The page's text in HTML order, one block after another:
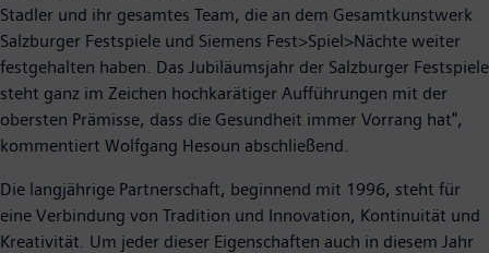
Stadler und ihr gesamtes Team, die an dem Gesamtkunstwerk
Salzburger Festspiele und Siemens Fest>Spiel>Nächte weiter
festgehalten haben. Das Jubiläumsjahr der Salzburger Festspiele
steht ganz im Zeichen hochkarätiger Aufführungen mit der
obersten Prämisse, dass die Gesundheit immer Vorrang hat",
kommentiert Wolfgang Hesoun abschließend.
Die langjährige Partnerschaft, beginnend mit 1996, steht für
eine Verbindung von Tradition und Innovation, Kontinuität und
Kreativität. Um jeder dieser Eigenschaften auch in diesem Jahr